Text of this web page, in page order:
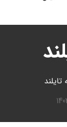
تایلند